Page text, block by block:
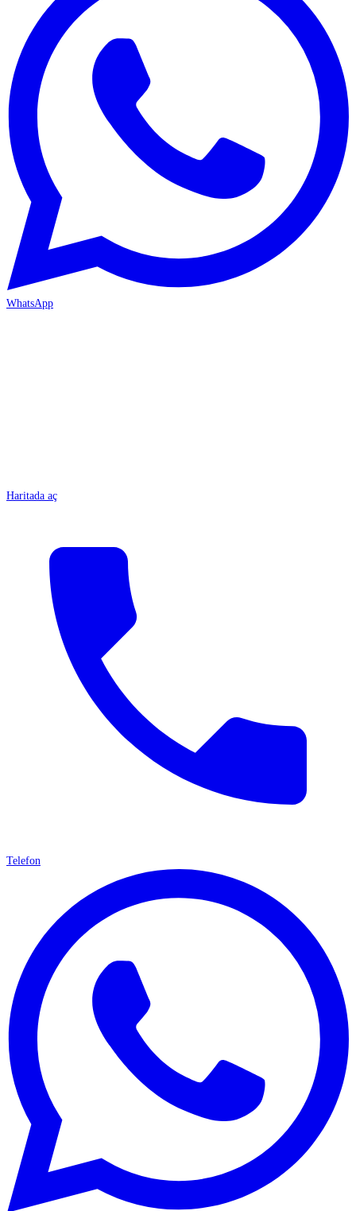
WhatsApp
Haritada aç
Telefon